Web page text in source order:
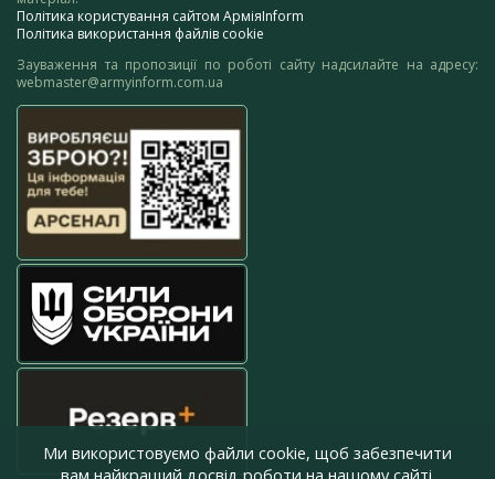
Політика користування сайтом АрміяInform
Політика використання файлів cookie
Зауваження та пропозиції по роботі сайту надсилайте на адресу:
webmaster@armyinform.com.ua
Ми використовуємо файли cookie, щоб забезпечити